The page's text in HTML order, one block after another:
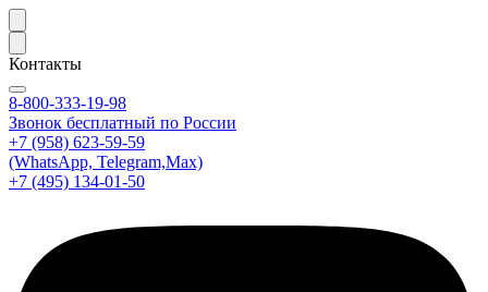
Контакты
8-800-333-19-98
Звонок бесплатный по России
+7 (958) 623-59-59
(WhatsApp, Telegram,Max)
+7 (495) 134-01-50